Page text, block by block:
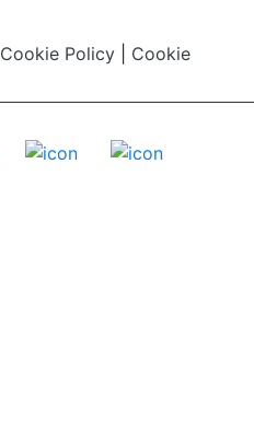
Cookie Policy
Cookie